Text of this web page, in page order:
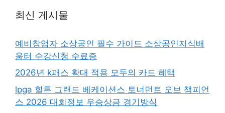
최신 게시물
예비창업자 소상공인 필수 가이드 소상공인지식배
움터 수강신청 수료증
2026년 k패스 확대 적용 모두의 카드 혜택
lpga 힐튼 그랜드 베케이션스 토너먼트 오브 챔피언
스 2026 대회정보 우승상금 경기방식